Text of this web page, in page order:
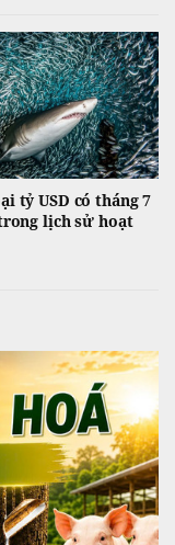
tỷ USD có tháng 7
lịch sử hoạt